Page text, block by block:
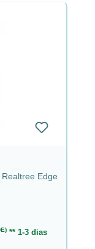
Edge
** 1-3 dias